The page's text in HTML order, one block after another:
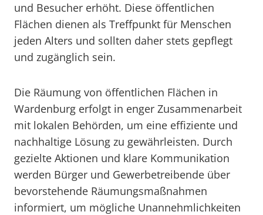
und Besucher erhöht. Diese öffentlichen
Flächen dienen als Treffpunkt für Menschen
jeden Alters und sollten daher stets gepflegt
und zugänglich sein.
Die Räumung von öffentlichen Flächen in
Wardenburg erfolgt in enger Zusammenarbeit
mit lokalen Behörden, um eine effiziente und
nachhaltige Lösung zu gewährleisten. Durch
gezielte Aktionen und klare Kommunikation
werden Bürger und Gewerbetreibende über
bevorstehende Räumungsmaßnahmen
informiert, um mögliche Unannehmlichkeiten